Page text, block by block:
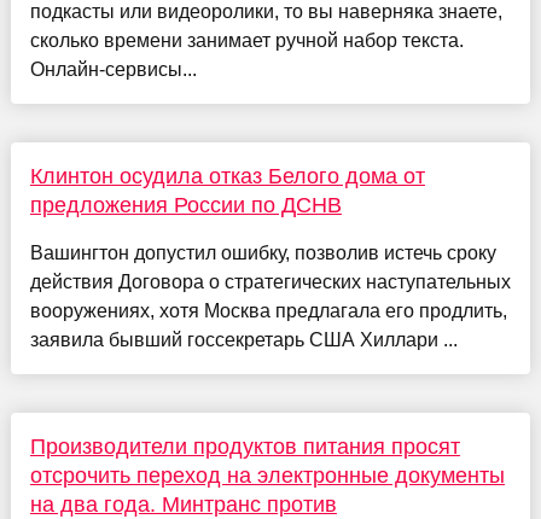
подкасты или видеоролики, то вы наверняка знаете,
сколько времени занимает ручной набор текста.
Онлайн-сервисы...
Клинтон осудила отказ Белого дома от
предложения России по ДСНВ
Вашингтон допустил ошибку, позволив истечь сроку
действия Договора о стратегических наступательных
вооружениях, хотя Москва предлагала его продлить,
заявила бывший госсекретарь США Хиллари ...
Производители продуктов питания просят
отсрочить переход на электронные документы
на два года. Минтранс против